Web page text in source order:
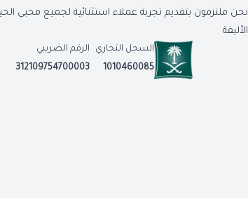
نحن ملتزمون بتقديم تجربة عملاء استثنائية لجميع محبي
الأليفة
السجل التجاري
1010460085
الرقم الضريبي
312109754700003